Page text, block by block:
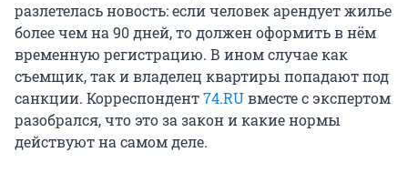
разлетелась новость: если человек арендует жилье
более чем на90 дней, то должен оформить в нём
временную регистрацию. В ином случае как
съемщик, так и владелец квартиры попадают под
санкции. Корреспондент74.RUвместе с экспертом
разобрался, что это за закон и какие нормы
действуют на самом деле.